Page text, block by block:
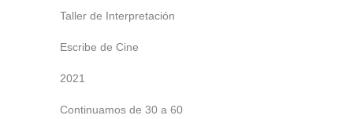
Taller de Interpretación
Escribe de Cine
2021
Continuamos de 30 a 60